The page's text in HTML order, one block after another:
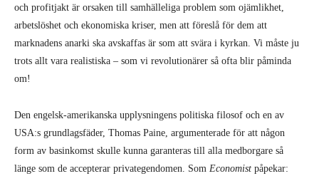
och profitjakt är orsaken till samhälleliga problem som ojämlikhet,
arbetslöshet och ekonomiska kriser, men att föreslå för dem att
marknadens anarki ska avskaffas är som att svära i kyrkan. Vi måste ju
trots allt vara realistiska – som vi revolutionärer så ofta blir påminda
om!
Den engelsk-amerikanska upplysningens politiska filosof och en av
USA:s grundlagsfäder, Thomas Paine, argumenterade för att någon
form av basinkomst skulle kunna garanteras till alla medborgare så
länge som de accepterar privategendomen. Som Economist påpekar: